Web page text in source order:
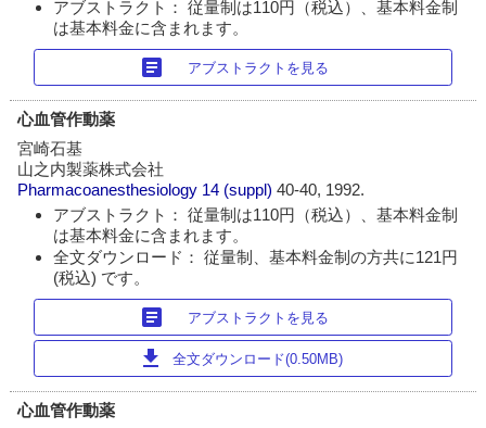
アブストラクト： 従量制は110円（税込）、基本料金制
は基本料金に含まれます。
article アブストラクトを見る
心血管作動薬
宮崎石基
山之内製薬株式会社
Pharmacoanesthesiology 14 (suppl)40-40, 1992.
アブストラクト： 従量制は110円（税込）、基本料金制
は基本料金に含まれます。
全文ダウンロード： 従量制、基本料金制の方共に121円
(税込) です。
article アブストラクトを見る
download 全文ダウンロード(0.50MB)
心血管作動薬